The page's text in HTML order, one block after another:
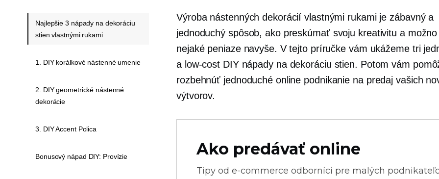
Výroba nástenných dekorácií vlastnými rukami je zábavný a
jednoduchý spôsob, ako preskúmať svoju kreativitu a
nejaké peniaze navyše. V tejto príručke vám ukážeme tri
a low-cost DIY nápady na dekoráciu stien. Potom vám
rozbehnúť jednoduché online podnikanie na predaj vašich
výtvorov.
Ako predávať online
Tipy od e-commerce odborníci pre malých
Najlepšie 3 nápady na dekoráciu
stien vlastnými rukami
1. DIY korálkové nástenné umenie
2. DIY geometrické nástenné
dekorácie
3. DIY Accent Polica
Bonusový nápad DIY: Provízie